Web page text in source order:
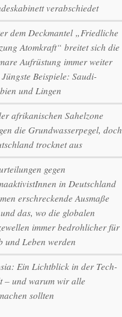
verabschiedet
dem Deckmantel „Friedliche
Atomkraft“ breitet sich die
Aufrüstung immer weiter
Beispiele: Saudi-
und Lingen
afrikanischen Sahelzone
die Grundwasserpegel, doch
trocknet aus
gegen
in Deutschland
erschreckende Ausmaße
das, wo die globalen
immer bedrohlicher für
und Leben werden
Ein Lichtblick in der Tech-
– und warum wir alle
sollten